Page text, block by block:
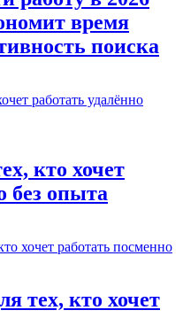
время
поиска
кто хочет
без опыта
тех, кто хочет